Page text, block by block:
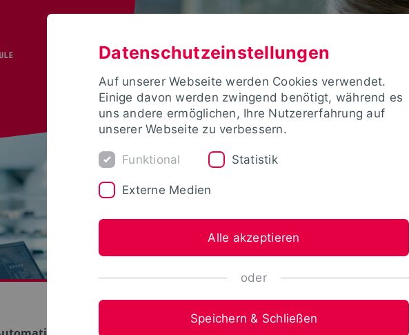
Datenschutzeinstellungen
Auf unserer Webseite werden Cookies verwendet.
Einige davon werden zwingend benötigt, während es
uns andere ermöglichen, Ihre Nutzererfahrung auf
unserer Webseite zu verbessern.
Funktional Statistik
Externe Medien
Alle akzeptieren
oder
Speichern & Schließen